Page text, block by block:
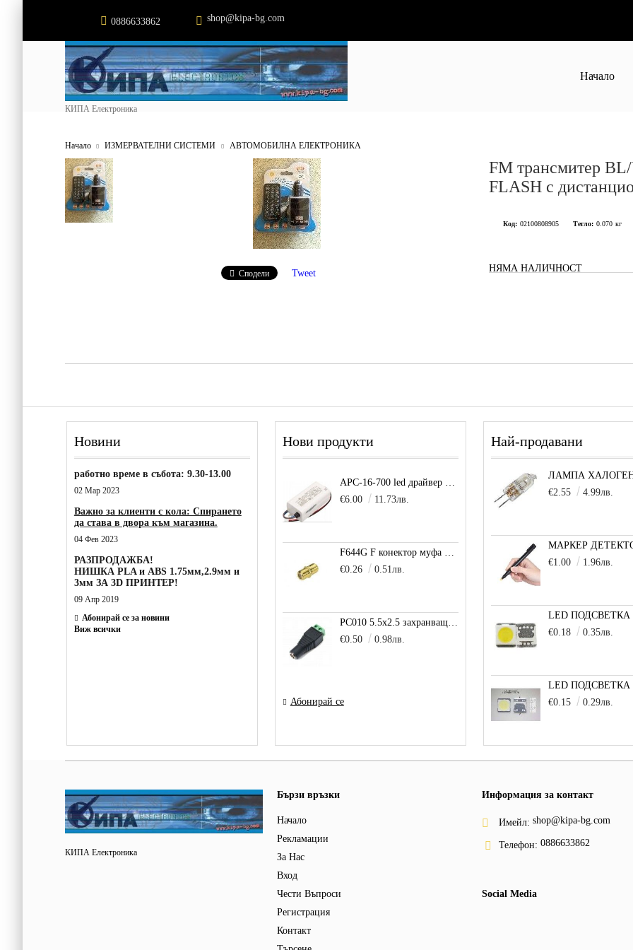
0886633862 shop@kipa-bg.com
КИПА Електроника
Начало
Начало ИЗМЕРВАТЕЛНИ СИСТЕМИ АВТОМОБИЛНА ЕЛЕКТРОНИКА
Сподели Tweet
FM трансмитер
FLASH с
Код: 02100808905 Тегло: 0.070 кг
НЯМА НАЛИЧНОСТ
Новини
работно време в събота: 9.30-13.00
02 Мар 2023
Важно за клиенти с кола: Спирането
да става в двора към магазина.
04 Фев 2023
РАЗПРОДАЖБА!
НИШКА PLA и ABS 1.75мм,2.9мм и
3мм ЗА 3D ПРИНТЕР!
09 Апр 2019
Абонирай се за новини
Виж всички
Нови продукти
APC-16-700 led драйвер захранване 16.8W 700mA
€6.00
11.73лв.
F644G F конектор муфа позлатена
€0.26
0.51лв.
PC010 5.5x2.5 захранващо гнездо с клема за кабел
€0.50
0.98лв.
Абонирай се
Най-продавани
€2.55
4.99лв.
€1.00
1.96лв.
€0.18
0.35лв.
€0.15
0.29лв.
КИПА Електроника
Бързи връзки
Начало
Рекламации
За Нас
Вход
Чести Въпроси
Регистрация
Контакт
Информация за контакт
Имейл: shop@kipa-bg.com
Телефон: 0886633862
Social Media